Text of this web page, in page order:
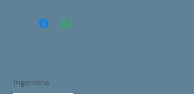
Creditos, Reportes, Ganancias y
todo lo que necesitas saber de tu
Ingenieria